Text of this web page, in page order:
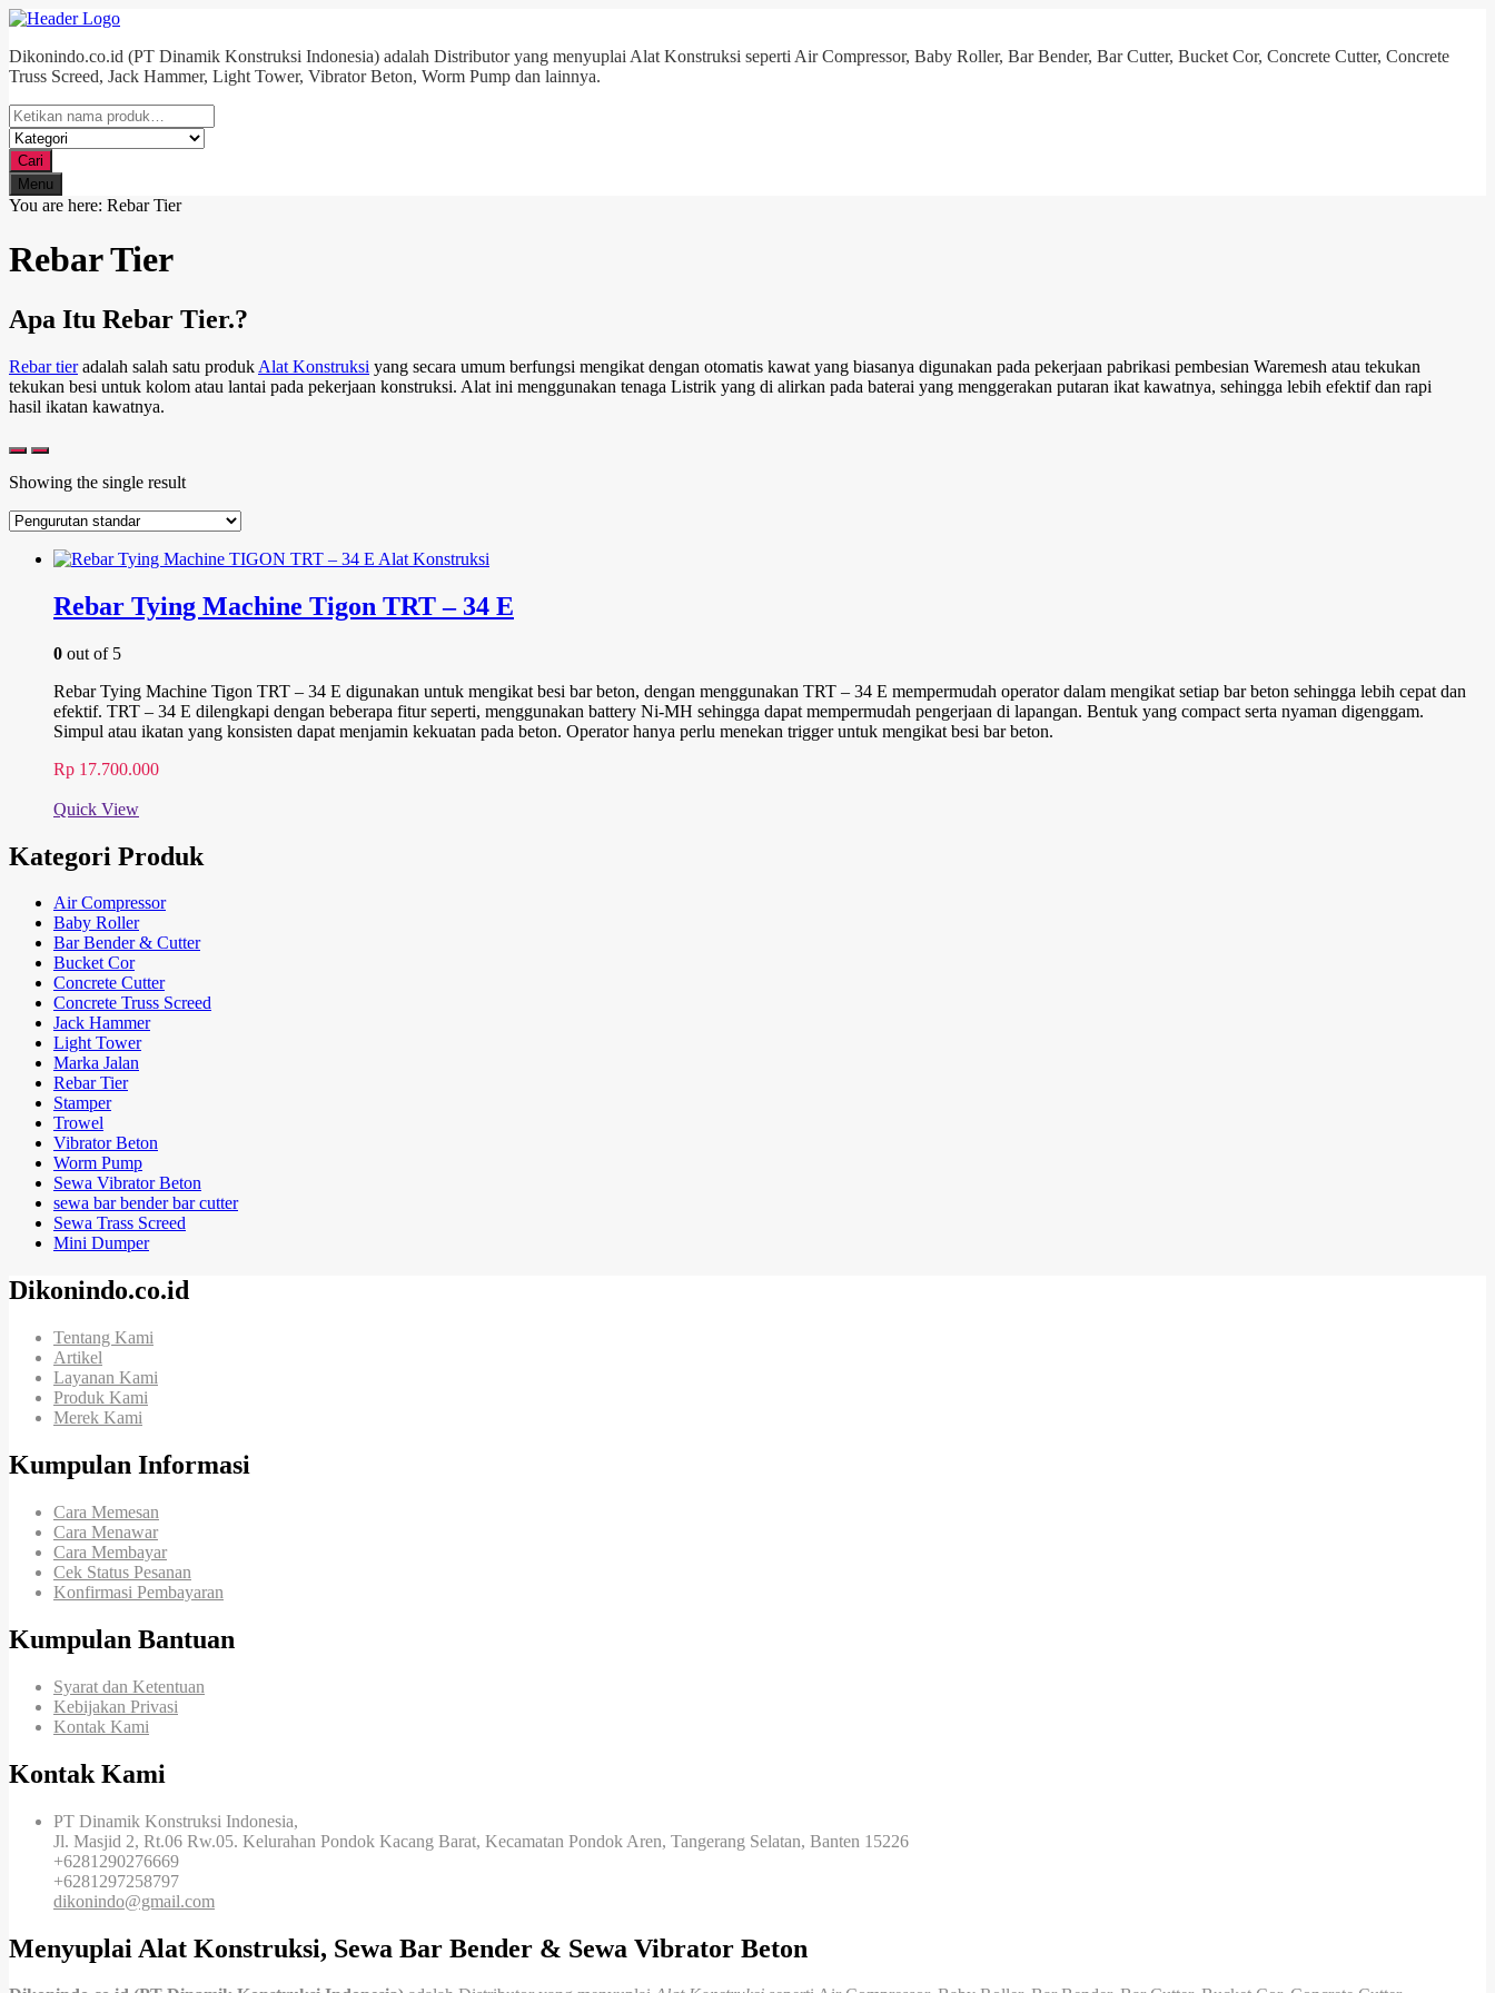
Dikonindo.co.id (PT Dinamik Konstruksi Indonesia) adalah Distributor yang menyuplai Alat Konstruksi seperti Air Compressor, Baby Roller, Bar Bender, Bar Cutter, Bucket Cor, Concrete Cutter, Concrete
Truss Screed, Jack Hammer, Light Tower, Vibrator Beton, Worm Pump dan lainnya.
Cari
Menu
You are here: Rebar Tier
Rebar Tier
Apa Itu Rebar Tier.?
Rebar tieradalah salah satu produk Alat Konstruksi yang secara umum berfungsi mengikat dengan otomatis kawat yang biasanya digunakan pada pekerjaan pabrikasi pembesian Waremesh atau tekukan
tekukan besi untuk kolom atau lantai pada pekerjaan konstruksi. Alat ini menggunakan tenaga Listrik yang di alirkan pada baterai yang menggerakan putaran ikat kawatnya, sehingga lebih efektif dan rapi
hasil ikatan kawatnya.
Showing the single result
Rebar Tying Machine Tigon TRT – 34 E
0 out of 5
Rebar Tying Machine Tigon TRT – 34 E digunakan untuk mengikat besi bar beton, dengan menggunakan TRT – 34 E mempermudah operator dalam mengikat setiap bar beton sehingga lebih cepat dan
efektif. TRT – 34 E dilengkapi dengan beberapa fitur seperti, menggunakan battery Ni-MH sehingga dapat mempermudah pengerjaan di lapangan. Bentuk yang compact serta nyaman digenggam.
Simpul atau ikatan yang konsisten dapat menjamin kekuatan pada beton. Operator hanya perlu menekan trigger untuk mengikat besi bar beton.
Rp 17.700.000
Quick View
Kategori Produk
Air Compressor
Baby Roller
Bar Bender & Cutter
Bucket Cor
Concrete Cutter
Concrete Truss Screed
Jack Hammer
Light Tower
Marka Jalan
Rebar Tier
Stamper
Trowel
Vibrator Beton
Worm Pump
Sewa Vibrator Beton
sewa bar bender bar cutter
Sewa Trass Screed
Mini Dumper
Dikonindo.co.id
Tentang Kami
Artikel
Layanan Kami
Produk Kami
Merek Kami
Kumpulan Informasi
Cara Memesan
Cara Menawar
Cara Membayar
Cek Status Pesanan
Konfirmasi Pembayaran
Kumpulan Bantuan
Syarat dan Ketentuan
Kebijakan Privasi
Kontak Kami
Kontak Kami
PT Dinamik Konstruksi Indonesia,
Jl. Masjid 2, Rt.06 Rw.05. Kelurahan Pondok Kacang Barat, Kecamatan Pondok Aren, Tangerang Selatan, Banten 15226
+6281290276669
+6281297258797
dikonindo@gmail.com
Menyuplai Alat Konstruksi, Sewa Bar Bender & Sewa Vibrator Beton